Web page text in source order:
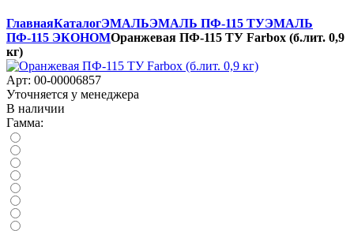
ГлавнаяКаталогЭМАЛЬЭМАЛЬ ПФ-115 ТУЭМАЛЬ
ПФ-115 ЭКОНОМОранжевая ПФ-115 ТУ Farbox (б.лит. 0,9
кг)
Арт: 00-00006857
Уточняется у менеджера
В наличии
Гамма: